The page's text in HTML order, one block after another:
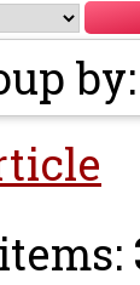
by: